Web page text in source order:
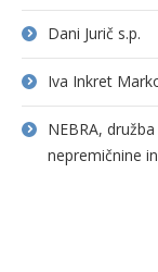
Dani Jurič s.p.
Iva Inkret
NEBRA,
nepremičnine